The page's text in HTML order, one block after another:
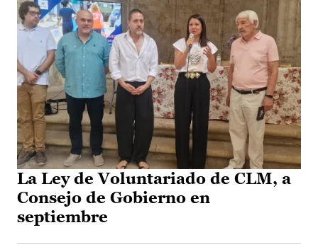
La Ley de Voluntariado de CLM, a
Consejo de Gobierno en
septiembre